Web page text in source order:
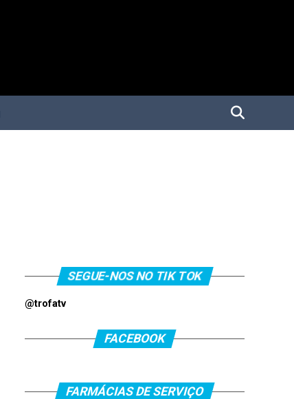
SEGUE-NOS NO TIK TOK
@trofatv
FACEBOOK
FARMÁCIAS DE SERVIÇO